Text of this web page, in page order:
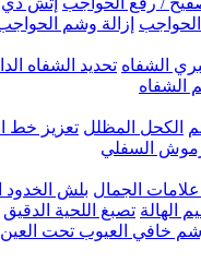
إزالة وشم
الشفاه تحديد الشفاه
الشفاه
الكحل المظلل تعزيز خط
السفلي
الجمال بلش الخدود
الهالة تصبغ اللحية الدقيق
خافي العيوب تحت العين